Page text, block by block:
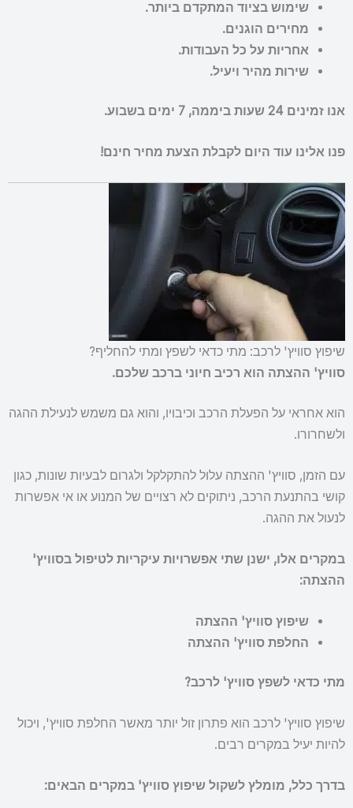
שימוש בציוד המתקדם ביותר.
מחירים הוגנים.
אחריות על כל העבודות.
שירות מהיר ויעיל.
אנו זמינים 24 שעות ביממה, 7 ימים בשבוע.
פנו אלינו עוד היום לקבלת הצעת מחיר חינם!
שיפוץ סוויץ' לרכב: מתי כדאי לשפץ ומתי להחליף?
סוויץ' ההצתה הוא רכיב חיוני ברכב שלכם.
הוא אחראי על הפעלת הרכב וכיבויו, והוא גם משמש לנעילת ההגה
ולשחרורו.
עם הזמן, סוויץ' ההצתה עלול להתקלקל ולגרום לבעיות שונות, כגון
קושי בהתנעת הרכב, ניתוקים לא רצויים של המנוע או אי אפשרות
לנעול את ההגה.
במקרים אלו, ישנן שתי אפשרויות עיקריות לטיפול בסוויץ'
ההצתה:
שיפוץ סוויץ' ההצתה
החלפת סוויץ' ההצתה
מתי כדאי לשפץ סוויץ' לרכב?
שיפוץ סוויץ' לרכב הוא פתרון זול יותר מאשר החלפת סוויץ', ויכול
להיות יעיל במקרים רבים.
בדרך כלל, מומלץ לשקול שיפוץ סוויץ' במקרים הבאים: